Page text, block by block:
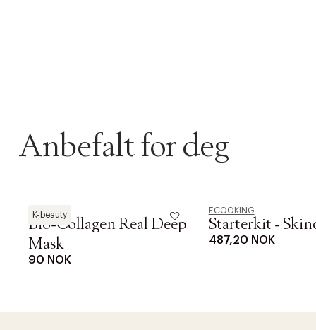
Anbefalt for deg
K-beauty
Biodance
Bio-Collagen Real Deep
Mask
90 NOK
ECOOKING
Starterkit -
487,20 NOK